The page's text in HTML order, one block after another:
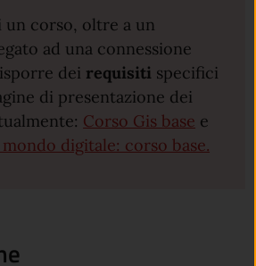
corso, oltre a un
ad una connessione
dei requisiti specifici
di presentazione dei
Corso Gis base e
digitale: corso base.